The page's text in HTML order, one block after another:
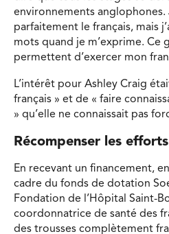
environnements anglophones.
parfaitement le français, mais
mots quand je m’exprime. Ce
permettent d’exercer mon
L’intérêt pour Ashley Craig
français » et de « faire
» qu’elle ne connaissait pas
Récompenser les efforts
En recevant un financement,
cadre du fonds de dotation
Fondation de l’Hôpital Saint-
coordonnatrice de santé des
des trousses complètement